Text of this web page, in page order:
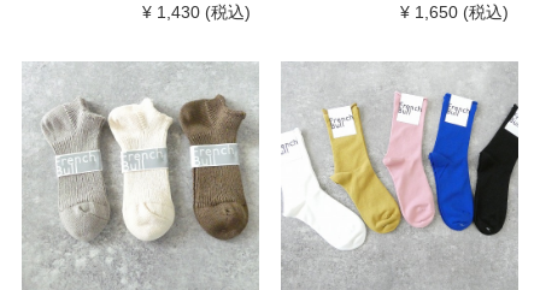
¥ 1,430 (税込) ¥ 1,650 (税込)